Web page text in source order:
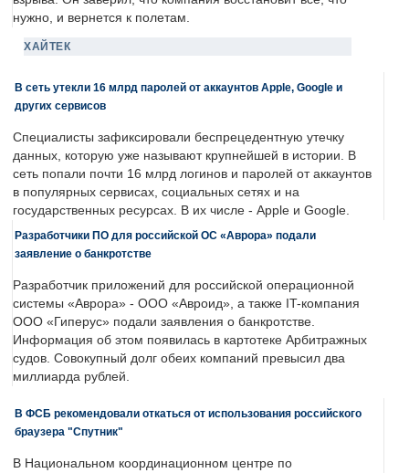
нужно, и вернется к полетам.
ХАЙТЕК
В сеть утекли 16 млрд паролей от аккаунтов Apple, Google и
других сервисов
Специалисты зафиксировали беспрецедентную утечку
данных, которую уже называют крупнейшей в истории. В
сеть попали почти 16 млрд логинов и паролей от аккаунтов
в популярных сервисах, социальных сетях и на
государственных ресурсах. В их числе - Apple и Google.
Разработчики ПО для российской ОС «Аврора» подали
заявление о банкротстве
Разработчик приложений для российской операционной
системы «Аврора» - ООО «Авроид», а также IT-компания
ООО «Гиперус» подали заявления о банкротстве.
Информация об этом появилась в картотеке Арбитражных
судов. Совокупный долг обеих компаний превысил два
миллиарда рублей.
В ФСБ рекомендовали откаться от использования российского
браузера "Спутник"
В Национальном координационном центре по